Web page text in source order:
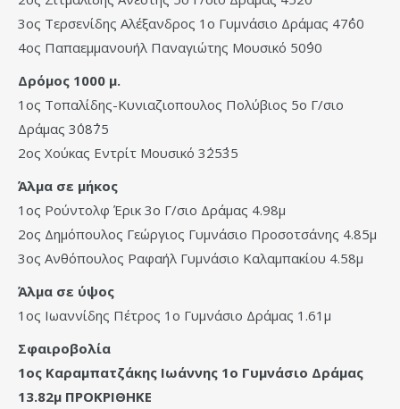
3ος Τερσενίδης Αλέξανδρος 1ο Γυμνάσιο Δράμας 47΄΄60
4ος Παπαεμμανουήλ Παναγιώτης Μουσικό 50΄΄90
Δρόμος 1000 μ.
1ος Τοπαλίδης-Κυνιαζιοπουλος Πολύβιος 5ο Γ/σιο
Δράμας 3΄08΄΄75
2ος Χούκας Εντρίτ Μουσικό 3΄25΄΄35
Άλμα σε μήκος
1ος Ρούντολφ Έρικ 3ο Γ/σιο Δράμας 4.98μ
2ος Δημόπουλος Γεώργιος Γυμνάσιο Προσοτσάνης 4.85μ
3ος Ανθόπουλος Ραφαήλ Γυμνάσιο Καλαμπακίου 4.58μ
Άλμα σε ύψος
1ος Ιωαννίδης Πέτρος 1ο Γυμνάσιο Δράμας 1.61μ
Σφαιροβολία
1ος Καραμπατζάκης Ιωάννης 1ο Γυμνάσιο Δράμας
13.82μ ΠΡΟΚΡΙΘΗΚΕ